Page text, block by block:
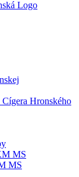
Cígera Hronského
MS
MS